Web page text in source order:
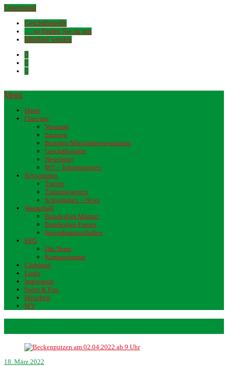
Untermenü
Geschäftsstelle
… so finden Sie zu uns
Mitglied werden
Menü
Home
Über uns
Vorstand
Satzung
Beiträge/Mitgliederverwaltung
Geschäftsstelle
Newsletter
MV – Informationen
Schwimmen
Trainer
Trainingszeiten
Schwimmen – News
Wasserball
Bundesliga Männer
Bundesliga Frauen
Jugendmannschaften
BFG
Das Team
Kursprogramm
Clubhaus
Links
Impressum
Swim & Fun
Mitarbeit
MV
18. März 2022